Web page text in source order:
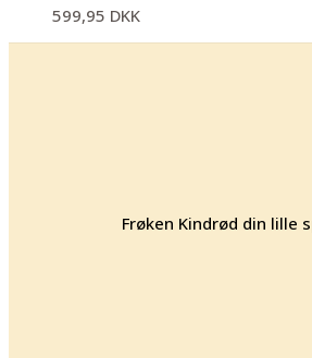
599,95 DKK
Frøken Kindrød din lille